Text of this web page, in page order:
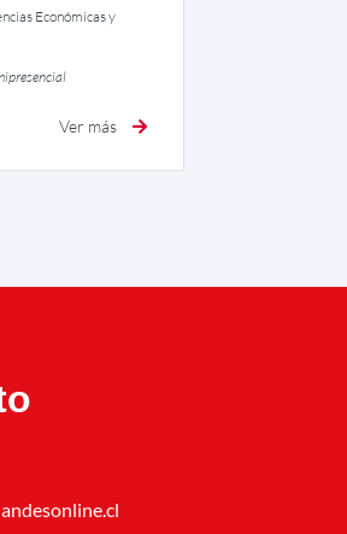
Económicas y
Ver más